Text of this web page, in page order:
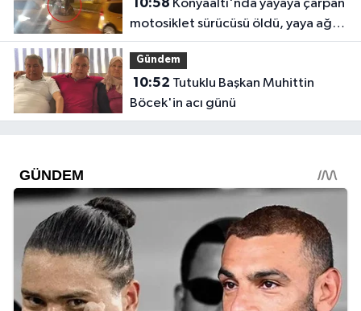
motosiklet sürücüsü öldü, yaya ağır
yaralı
Gündem
10:52
Böcek'in acı günü